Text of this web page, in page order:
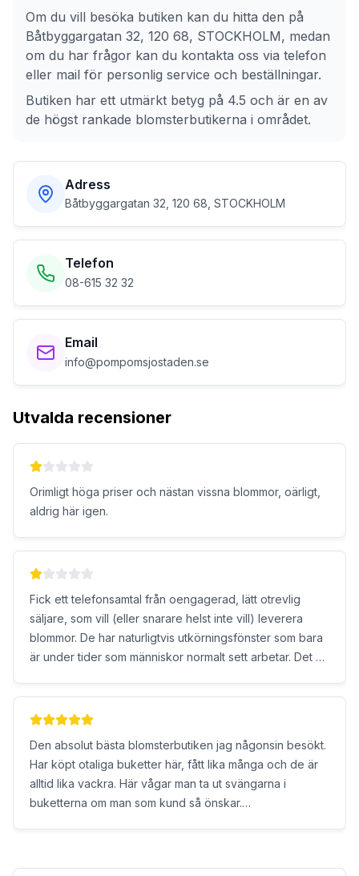
Om du vill besöka butiken kan du hitta den på
Båtbyggargatan 32, 120 68, STOCKHOLM, medan
om du har frågor kan du kontakta oss via telefon
eller mail för personlig service och beställningar.
Butiken har ett utmärkt betyg på 4.5 och är en av
de högst rankade blomsterbutikerna i området.
Adress
Båtbyggargatan 32, 120 68, STOCKHOLM
Telefon
08-615 32 32
Email
info@pompomsjostaden.se
Utvalda recensioner
Orimligt höga priser och nästan vissna blommor, oärligt,
aldrig här igen.
Fick ett telefonsamtal från oengagerad, lätt otrevlig
säljare, som vill (eller snarare helst inte vill) leverera
blommor. De har naturligtvis utkörningsfönster som bara
är under tider som människor normalt sett arbetar. Det är
standard är att de inte är beredda att byta
leveransaddress till mitt arbete (i innerstadsområdet),
att de tycker att jag borde komma och hämta blommorna
själv och när jag frågar dem om de har några bra
lösningsförslag tycker det att jag kan ringa upp när jag
har bestämt hur jag ska fixa att de kan leverera på sina
villkor. Det är möjligt att blommorna är vackra men jag
den här leverantören är det bättre att skicka pengar i ett
Den absolut bästa blomsterbutiken jag någonsin besökt.
Har köpt otaliga buketter här, fått lika många och de är
alltid lika vackra. Här vågar man ta ut svängarna i
buketterna om man som kund så önskar.